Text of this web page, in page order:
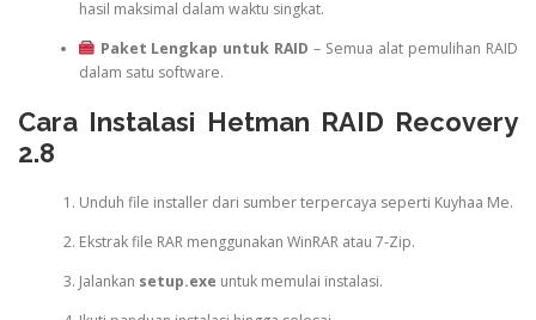
hasil maksimal dalam waktu singkat.
Paket Lengkap untuk RAID – Semua alat pemulihan RAID
dalam satu software.
Cara Instalasi Hetman RAID Recovery
2.8
Unduh file installer dari sumber terpercaya seperti Kuyhaa Me.
Ekstrak file RAR menggunakan WinRAR atau 7-Zip.
Jalankan setup.exe untuk memulai instalasi.